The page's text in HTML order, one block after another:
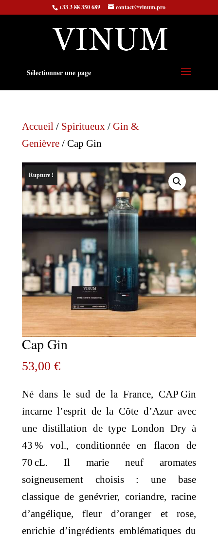
+33 3 88 350 689 contact@vinum.pro
Sélectionner une page
Accueil/ Spiritueux/ Gin &
Genièvre/ Cap Gin
Rupture !
Cap Gin
53,00 €
Né dans le sud de la France, CAP Gin
incarne l’esprit de la Côte d’Azur avec
une distillation de type London Dry à
43 % vol., conditionnée en flacon de
70 cL. Il marie neuf aromates
soigneusement choisis : une base
classique de genévrier, coriandre, racine
d’angélique, fleur d’oranger et rose,
enrichie d’ingrédients emblématiques du